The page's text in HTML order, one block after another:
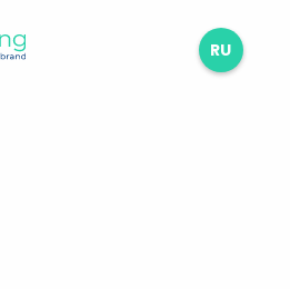
RU